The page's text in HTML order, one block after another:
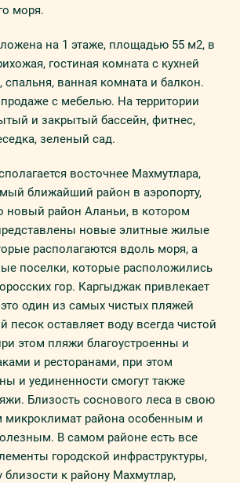
моря.
на 1 этаже, площадью 55 м2, в
гостиная комната с кухней
спальня, ванная комната и балкон.
продаже с мебелью. На территории
и закрытый бассейн, фитнес,
зеленый сад.
восточнее Махмутлара,
ближайший район в аэропорту,
новый район Аланьи, в котором
новые элитные жилые
располагаются вдоль моря, а
поселки, которые расположились
гор. Каргыджак привлекает
один из самых чистых пляжей
песок оставляет воду всегда чистой
этом пляжи благоустроенны и
и ресторанами, при этом
и уединенности смогут также
Близость соснового леса в свою
микроклимат района особенным и
В самом районе есть все
городской инфраструктуры,
близости к району Махмутлар,